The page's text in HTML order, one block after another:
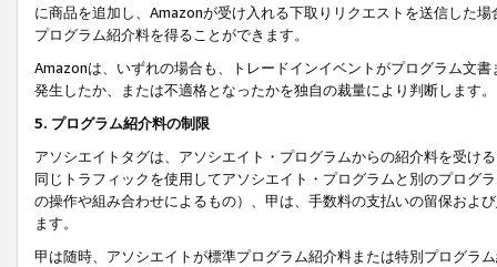
に商品を追加し、Amazonが受け入れる下取りリクエストを送信した
プログラム紹介料を得ることができます。
Amazonは、いずれの場合も、トレードインイベントがプログラム文
発生したか、または不適格となったかを独自の裁量により判断します。
5. プログラム紹介料の制限
アソシエイトタグは、アソシエイト・プログラムからの紹介料を受け
同じトラフィックを使用してアソシエイト・プログラムと別のプログ
の操作や組み合わせによるもの）、甲は、手数料の支払いの留保およ
ます。
甲は随時、アソシエイトが標準プログラム紹介料または特別プログラ